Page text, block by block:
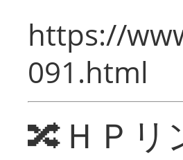
https://
091.html
🔀ＨＰリ